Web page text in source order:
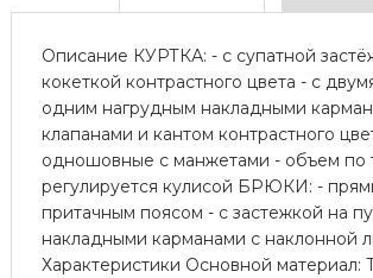
Описание КУРТКА: - с супатной
кокеткой контрастного цвета - с
одним нагрудным накладными
клапанами и кантом контрастного
одношовные с манжетами - объем по
регулируется кулисой БРЮКИ: -
притачным поясом - с застежкой на
накладными карманами с наклонной
Характеристики Основной материал: